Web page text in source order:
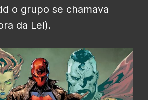
o grupo se chamava
da Lei).